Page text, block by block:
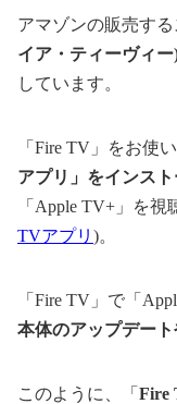
アマゾンの販売す
イア・ティーヴィー
しています。
「Fire TV」をお使
アプリ」をインス
「Apple TV+」を
TVアプリ )。
「Fire TV」で「
本体のアップデー
このように、「 Fire